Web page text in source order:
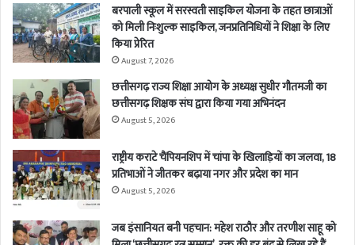
बरपाली स्कूल में सरस्वती साइकिल योजना के तहत छात्राओं
को मिली निःशुल्क साइकिल, जनप्रतिनिधियों ने शिक्षा के लिए
किया प्रेरित
August 7, 2026
छत्तीसगढ़ राज्य शिक्षा आयोग के अध्यक्ष सुधीर गौतमजी का
छत्तीसगढ़ शिक्षक संघ द्वारा किया गया अभिनंदन
August 5, 2026
राष्ट्रीय कराटे चैंपियनशिप में चांपा के खिलाड़ियों का जलवा, 18
प्रतिभाओं ने जीतकर बढ़ाया नगर और प्रदेश का मान
August 5, 2026
जब इंसानियत बनी पहचान: महेश राठौर और तरणीश साहू को